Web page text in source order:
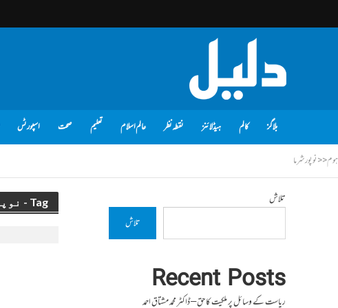
بلاگز کالم ہیڈلائنز نقطہ نظر عالم اسلام تعلیم صحت اسپورٹس
ہوم<<نوپور شرما
Tag - نوپور شرما تلاش
تلاش
Recent Posts
ریاست کے وسائل پر ملکیت کا حق – ڈاکٹر محمد مشتاق احمد